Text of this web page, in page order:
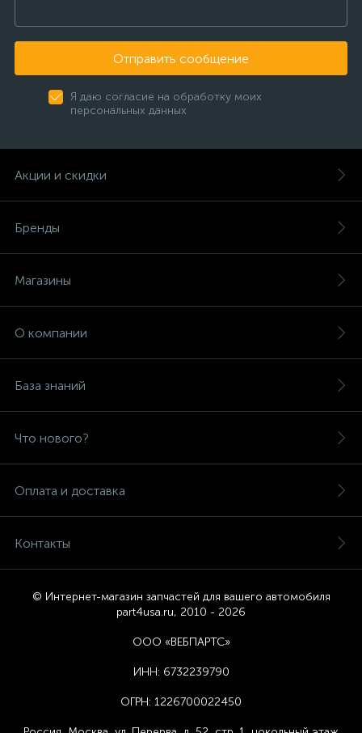
Отправить сообщение
Я даю согласие на обработку моих
персональных данных
Акции и скидки
Бренды
Магазины
О компании
База знаний
Что нового?
Оплата и доставка
Контакты
© Интернет-магазин запчастей для вашего автомобиля
part4usa.ru, 2010 - 2026
ООО «ВЕБПАРТС»
ИНН: 6732239790
ОГРН: 1226700022450